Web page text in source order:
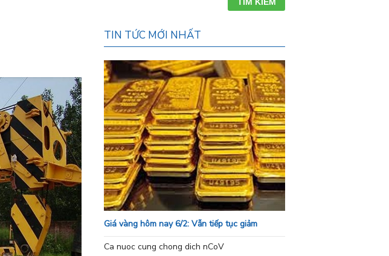
TIN TỨC MỚI NHẤT
Giá vàng hôm nay 6/2: Vẫn tiếp tục giảm
Ca nuoc cung chong dich nCoV